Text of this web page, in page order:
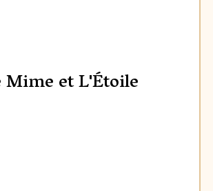
Mime et L'Étoile